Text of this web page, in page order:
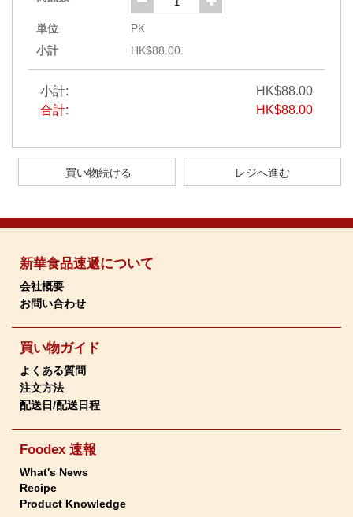
単位
PK
小計
HK$88.00
小計:
HK$88.00
合計:
HK$88.00
新華食品速遞について
会社概要
お問い合わせ
買い物ガイド
よくある質問
注文方法
配送日/配送日程
Foodex 速報
What's News
Recipe
Product Knowledge